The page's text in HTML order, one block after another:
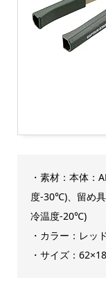
・素材：本体：
度-30℃)、留め
冷温度-20℃)
・カラー：レッ
・サイズ：